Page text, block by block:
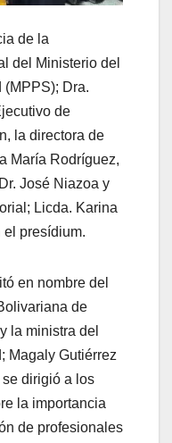
de la
del Ministerio del
(MPPS); Dra.
de
la directora de
María Rodríguez,
José Niazoa y
Licda. Karina
el presídium.
en nombre del
de
la ministra del
Magaly Gutiérrez
dirigió a los
la importancia
de profesionales